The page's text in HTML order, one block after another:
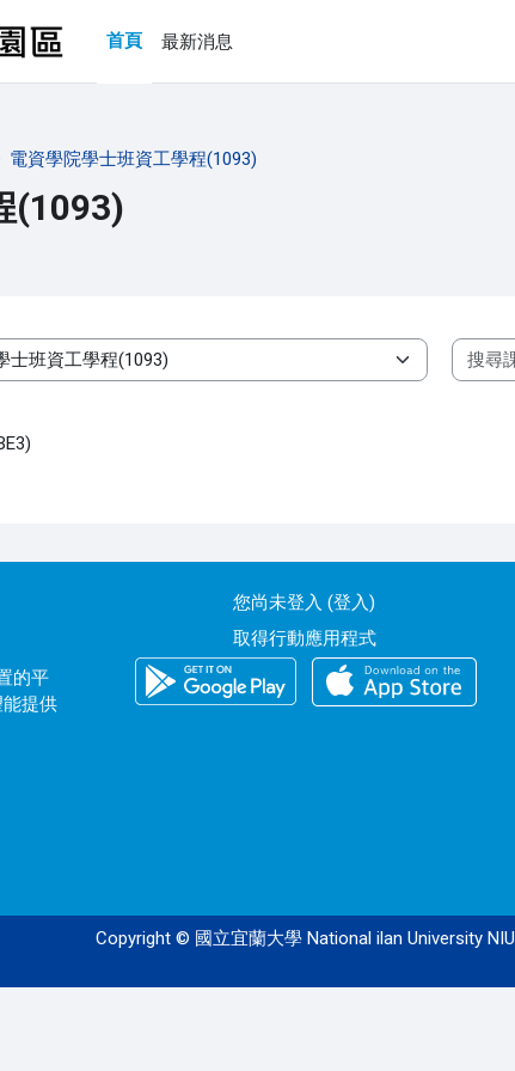
首頁
最新消息
電資學院學士班資工學程(1093)
(1093)
的平
提供
您尚未登入 (登入)
取得行動應用程式
Copyright © 國立宜蘭大學 National ilan University NIU